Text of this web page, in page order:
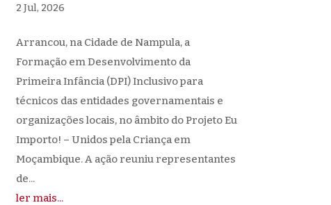
2 Jul, 2026
Arrancou, na Cidade de Nampula, a
Formação em Desenvolvimento da
Primeira Infância (DPI) Inclusivo para
técnicos das entidades governamentais e
organizações locais, no âmbito do Projeto Eu
Importo! – Unidos pela Criança em
Moçambique. A ação reuniu representantes
de...
ler mais...